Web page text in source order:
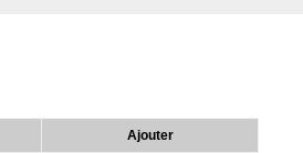
Ajouter